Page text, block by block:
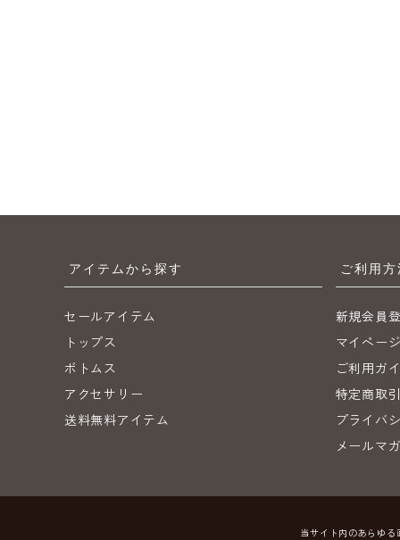
アイテムから探す
セールアイテム
トップス
ボトムス
アクセサリー
送料無料アイテム
ご利用
新規会員
マイペー
ご利用ガ
特定商取
プライバ
メールマ
当サイト内のあらゆ